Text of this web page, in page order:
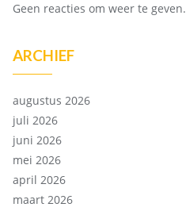
Geen reacties om weer te geven.
ARCHIEF
augustus 2026
juli 2026
juni 2026
mei 2026
april 2026
maart 2026